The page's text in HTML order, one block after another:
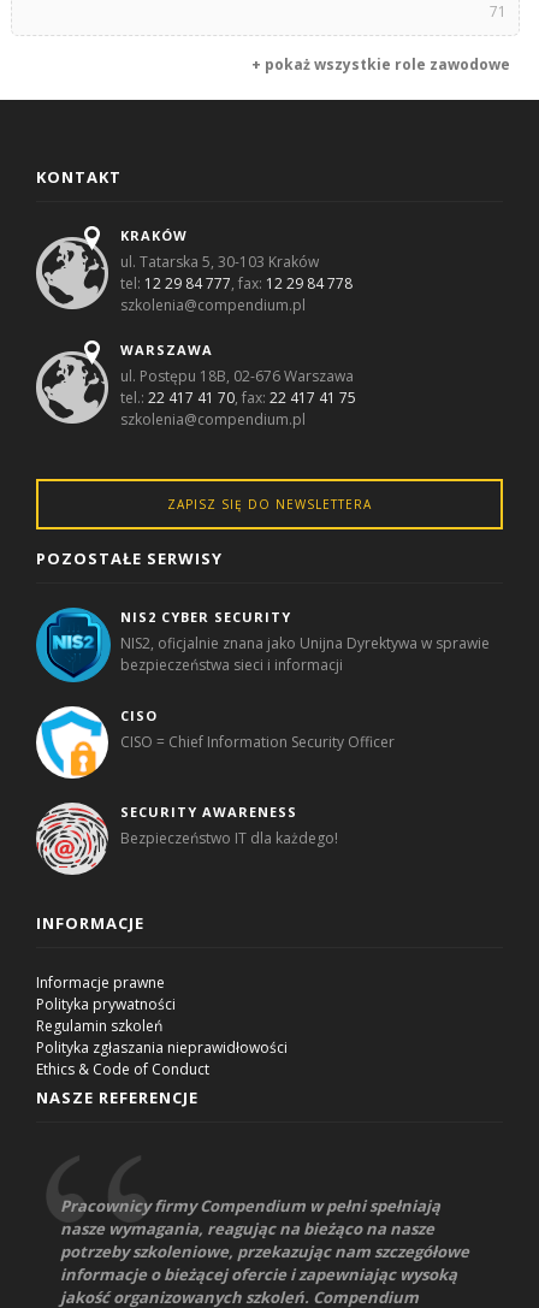
71
+ pokaż wszystkie role zawodowe
KONTAKT
KRAKÓW
ul. Tatarska 5, 30-103 Kraków
tel: 12 29 84 777, fax: 12 29 84 778
szkolenia@compendium.pl
WARSZAWA
ul. Postępu 18B, 02-676 Warszawa
tel.:22 417 41 70, fax:22 417 41 75
szkolenia@compendium.pl
ZAPISZ SIĘ DO NEWSLETTERA
POZOSTAŁE SERWISY
NIS2 CYBER SECURITY
NIS2, oficjalnie znana jako Unijna Dyrektywa w sprawie
bezpieczeństwa sieci i informacji
CISO
CISO = Chief Information Security Officer
SECURITY AWARENESS
Bezpieczeństwo IT dla każdego!
INFORMACJE
Informacje prawne
Polityka prywatności
Regulamin szkoleń
Polityka zgłaszania nieprawidłowości
Ethics & Code of Conduct
NASZE REFERENCJE
Pracownicy firmy Compendium w pełni spełniają
nasze wymagania, reagując na bieżąco na nasze
potrzeby szkoleniowe, przekazując nam szczegółowe
informacje o bieżącej ofercie i zapewniając wysoką
jakość organizowanych szkoleń. Compendium